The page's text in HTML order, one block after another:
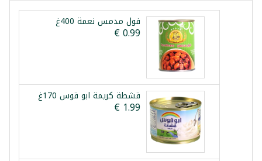
فول مدمس نعمة 400غ
قشطة كريمة ابو قوس 170غ